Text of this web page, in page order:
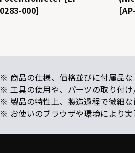
0283-000]
※ 商品の仕様、価格並びに付属品な
※ 工具の使用や、パーツの取り付
※ 製品の特性上、製造過程で微細
※ お使いのブラウザや環境により実